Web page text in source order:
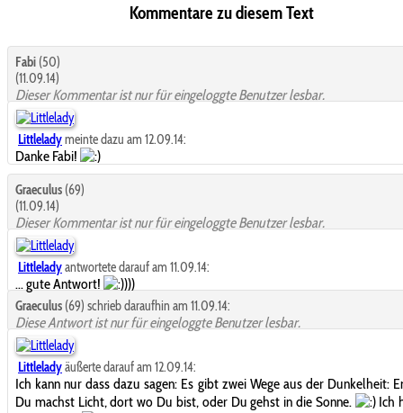
Kommentare zu diesem Text
Fabi (50)
(11.09.14)
Dieser Kommentar ist nur für eingeloggte Benutzer lesbar.
Littleladymeinte dazu am 12.09.14:
Danke Fabi!
Graeculus (69)
(11.09.14)
Dieser Kommentar ist nur für eingeloggte Benutzer lesbar.
Littleladyantwortete darauf am 11.09.14:
... gute Antwort! )))
Graeculus (69) schrieb daraufhin am 11.09.14:
Diese Antwort ist nur für eingeloggte Benutzer lesbar.
Littleladyäußerte darauf am 12.09.14:
Ich kann nur dass dazu sagen: Es gibt zwei Wege aus der Dunkelheit:
Du machst Licht, dort wo Du bist, oder Du gehst in die Sonne.
Ich